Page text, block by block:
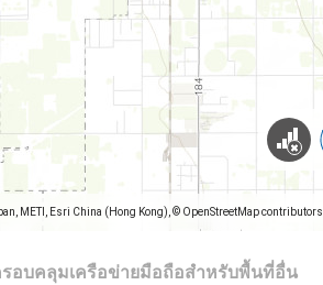
METI, Esri China (Hong Kong), © OpenStreetMap
อบคลุมเครือข่ายมือถือสำหรับพื้นที่อื่น